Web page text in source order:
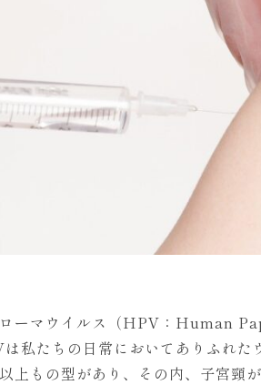
ーマウイルス（HPV：Human
私たちの日常においてありふれ
上もの型があり、その内、子宮頸